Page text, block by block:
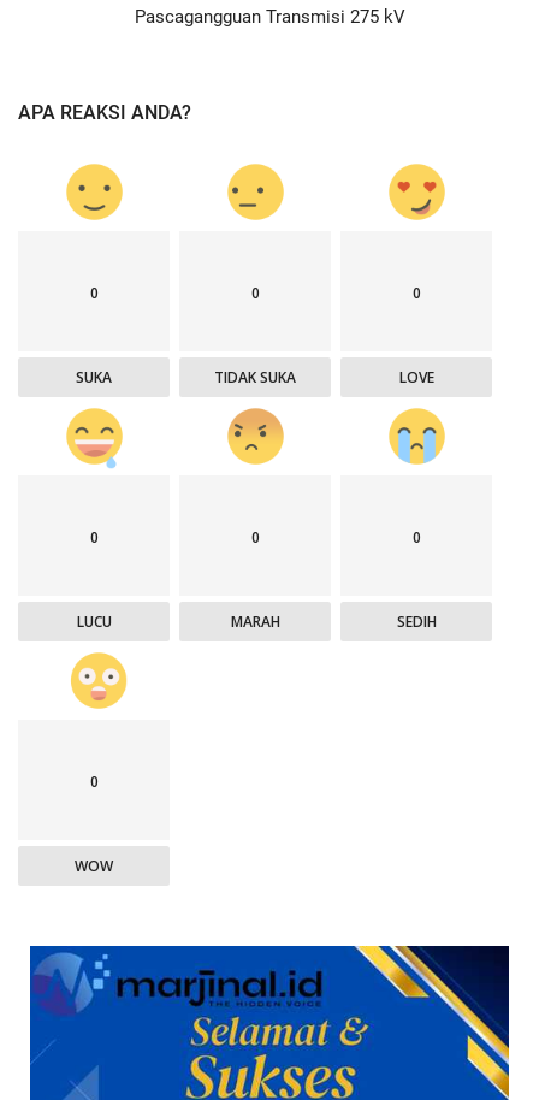
Pascagangguan Transmisi 275 kV
APA REAKSI ANDA?
0
SUKA
0
TIDAK SUKA
0
LOVE
0
LUCU
0
MARAH
0
SEDIH
0
WOW